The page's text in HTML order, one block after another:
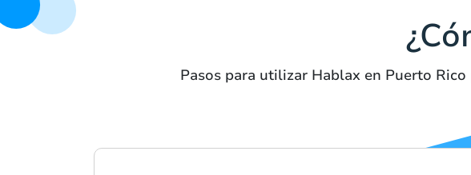
Pasos para utilizar Hablax en Puerto